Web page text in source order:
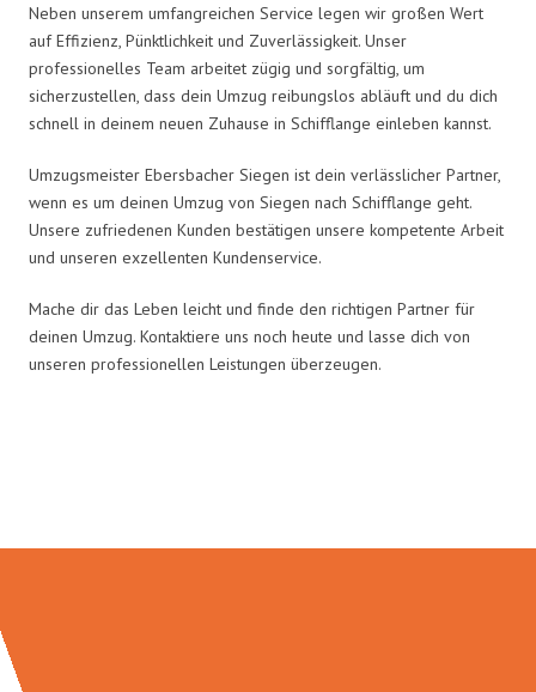
Neben unserem umfangreichen Service legen wir großen Wert
auf Effizienz, Pünktlichkeit und Zuverlässigkeit. Unser
professionelles Team arbeitet zügig und sorgfältig, um
sicherzustellen, dass dein Umzug reibungslos abläuft und du dich
schnell in deinem neuen Zuhause in Schifflange einleben kannst.
Umzugsmeister Ebersbacher Siegen ist dein verlässlicher Partner,
wenn es um deinen Umzug von Siegen nach Schifflange geht.
Unsere zufriedenen Kunden bestätigen unsere kompetente Arbeit
und unseren exzellenten Kundenservice.
Mache dir das Leben leicht und finde den richtigen Partner für
deinen Umzug. Kontaktiere uns noch heute und lasse dich von
unseren professionellen Leistungen überzeugen.